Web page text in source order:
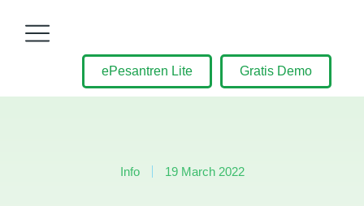
ePesantren Lite Gratis Demo
Info 19 March 2022